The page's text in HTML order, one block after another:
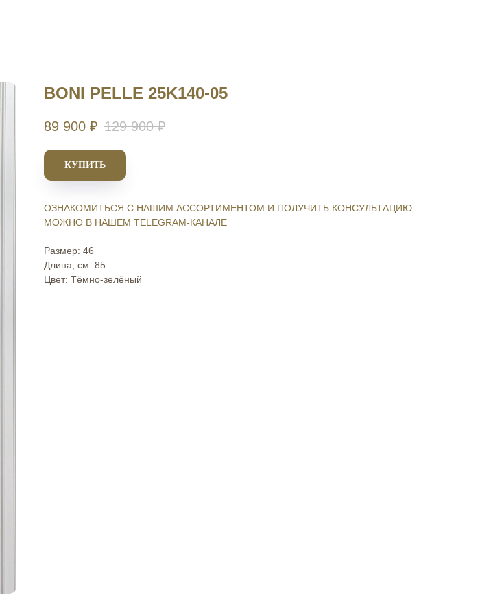
BONI PELLE 25K140-05
89 900 ₽ 129 900 ₽
КУПИТЬ
ОЗНАКОМИТЬСЯ С НАШИМ АССОРТИМЕНТОМ И ПОЛУЧИТЬ КОНСУЛЬТАЦИЮ
МОЖНО В НАШЕМ TELEGRAM-КАНАЛЕ
Размер: 46
Длина, см: 85
Цвет: Тёмно-зелёный